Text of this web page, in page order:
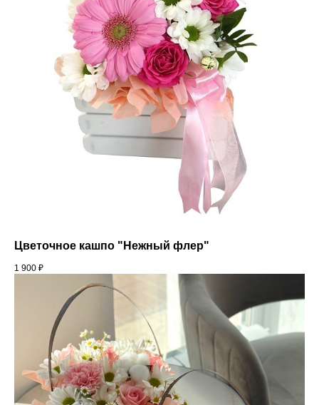
Цветочное кашпо "Нежный флер"
1 900 ₽